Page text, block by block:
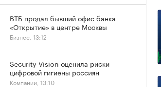
ВТБ продал бывший офис банка
«Открытие» в центре Москвы
Бизнес, 13:12
Security Vision оценила риски
цифровой гигиены россиян
Компании, 13:10